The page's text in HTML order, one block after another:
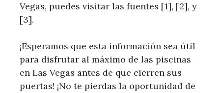
Vegas, puedes visitar las fuentes [1], [2], y
[3].
¡Esperamos que esta información ‌sea útil
para disfrutar al máximo de ⁣las piscinas ​
en Las Vegas antes de que cierren sus
puertas! ¡No te pierdas la oportunidad de